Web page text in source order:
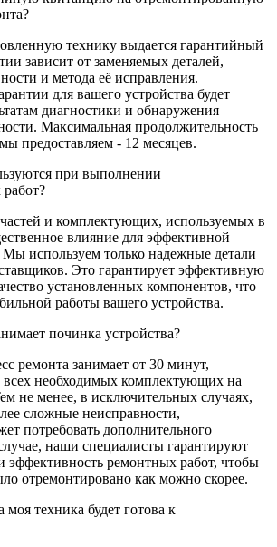
технику выдается гарантийный
зависит от заменяемых деталей,
и метода её исправления.
для вашего устройства будет
диагностики и обнаружения
Максимальная продолжительность
предоставляем - 12 месяцев.
при выполнении
и комплектующих, используемых в
влияние для эффективной
Мы используем только надежные детали
Это гарантирует эффективную
установленных компонентов, что
работы вашего устройства.
починка устройства?
ремонта занимает от 30 минут,
всех необходимых комплектующих на
не менее, в исключительных случаях,
сложные неисправности,
потребовать дополнительного
наши специалисты гарантируют
эффективность ремонтных работ, чтобы
отремонтировано как можно скорее.
моя техника будет готова к